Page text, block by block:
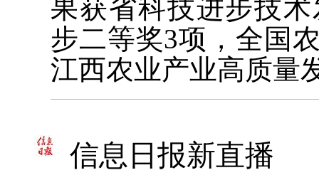
果获省科技进步技
步二等奖3项，全国
江西农业产业高质量
信息日报新直播